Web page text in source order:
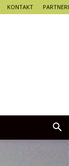
KONTAKT PARTNERI